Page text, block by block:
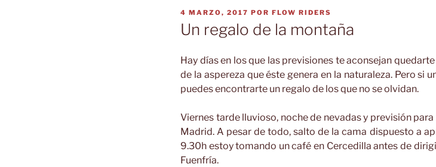
PUBLICADO
EL
4 MARZO, 2017 POR FLOW RIDERS
Un regalo de la montaña
Hay días en los que las previsiones te aconsejan
de la aspereza que éste genera en la naturaleza. Pero si
puedes encontrarte un regalo de los que no se olvidan.
Viernes tarde lluvioso, noche de nevadas y previsión
Madrid. A pesar de todo, salto de la cama dispuesto a
9.30h estoy tomando un café en Cercedilla antes de
Fuenfría.